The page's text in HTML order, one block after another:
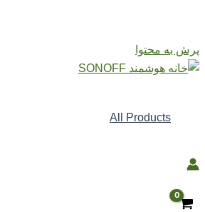
پرش به محتوا
All Products